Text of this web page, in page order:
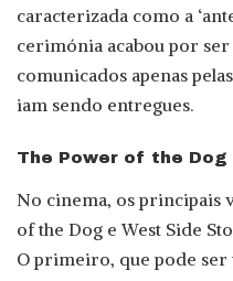
caracterizada como a
cerimónia acabou por
comunicados apenas
iam sendo entregues.
The Power of the Dog
No cinema, os principais
of the Dog e West Side
O primeiro, que pode ser